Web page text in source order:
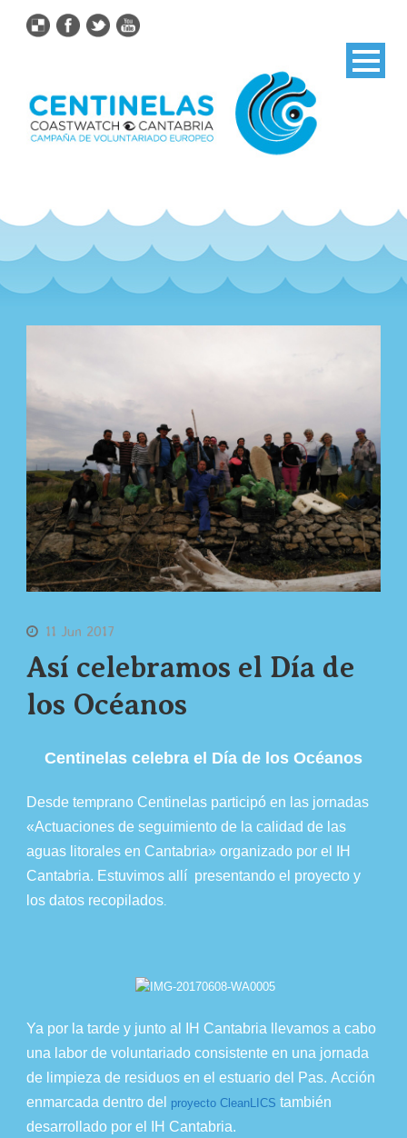
11 Jun 2017
Así celebramos el Día de
los Océanos
Centinelas celebra el Día de los Océanos
Desde temprano Centinelas participó en las jornadas
«Actuaciones de seguimiento de la calidad de las
aguas litorales en Cantabria» organizado por el IH
Cantabria. Estuvimos allí presentando el proyecto y
los datos recopilados
Ya por la tarde y junto al IH Cantabria llevamos a cabo
una labor de voluntariado consistente en una jornada
de limpieza de residuos en el estuario del Pas. Acción
enmarcada dentro del proyecto CleanLICS también
desarrollado por el IH Cantabria.